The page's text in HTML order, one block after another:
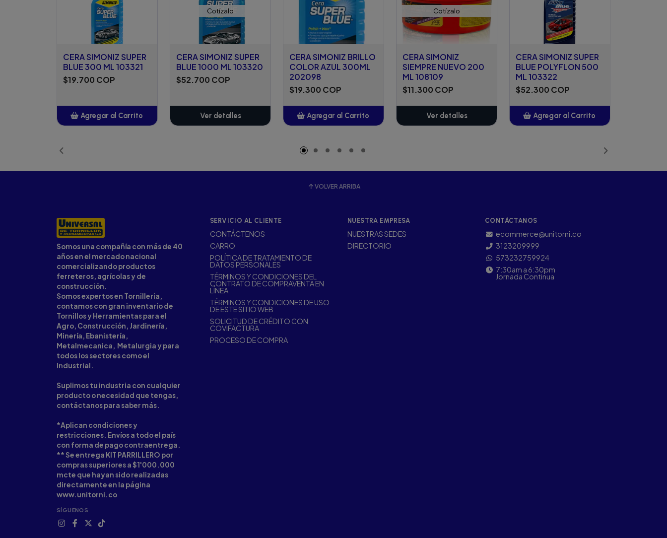
CERA SIMONIZ SUPER
BLUE 300 ML 103321
$19.700 COP
Agregar al Carrito
Cotízalo
CERA SIMONIZ SUPER
BLUE 1000 ML 103320
$52.700 COP
Ver detalles
CERA SIMONIZ BRILLO
COLOR AZUL 300ML
202098
$19.300 COP
Agregar al Carrito
Cotízalo
CERA SIMONIZ
SIEMPRE NUEVO 200
ML 108109
$11.300 COP
Ver detalles
CERA SIMONIZ SUPER
BLUE POLYFLON 500
ML 103322
$52.300 COP
Agregar al Carrito
VOLVER ARRIBA
Somos una compañía con más de 40
años en el mercado nacional
comercializando productos
ferreteros, agrícolas y de
construcción.
Somos expertos en Tornilleria,
contamos con gran inventario de
Tornillos y Herramientas para el
Agro, Construcción, Jardinería,
Minería, Ebanistería,
Metalmecanica, Metalurgia y para
todos los sectores como el
Industrial.
Suplimos tu industria con cualquier
producto o necesidad que tengas,
contáctanos para saber más.
*Aplican condiciones y
restricciones. Envíos a todo el país
con forma de pago contraentrega.
** Se entrega KIT PARRILLERO por
compras superiores a $1'000.000
mcte que hayan sido realizadas
directamente en la página
www.unitorni.co
SÍGUENOS
SERVICIO AL CLIENTE
CONTÁCTENOS
CARRO
POLÍTICA DE TRATAMIENTO DE
DATOS PERSONALES
TÉRMINOS Y CONDICIONES DEL
CONTRATO DE COMPRAVENTA EN
LÍNEA
TÉRMINOS Y CONDICIONES DE USO
DE ESTE SITIO WEB
SOLICITUD DE CRÉDITO CON
COVIFACTURA
PROCESO DE COMPRA
NUESTRA EMPRESA
NUESTRAS SEDES
DIRECTORIO
CONTÁCTANOS
ecommerce@unitorni.co
3123209999
573232759924
7:30am a 6:30pm
Jornada Continua